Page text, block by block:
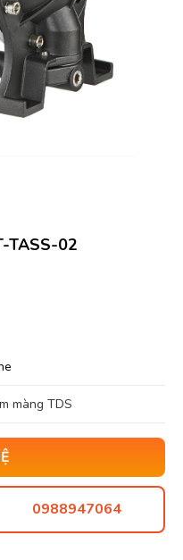
TASS-02
màng TDS
0988947064